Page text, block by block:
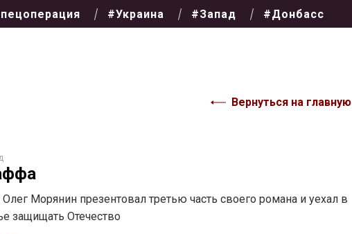
#Украина #Запад #Донбасс
Вернуться на главную
Олег Морянин презентовал третью часть своего романа и уехал в
защищать Отечество